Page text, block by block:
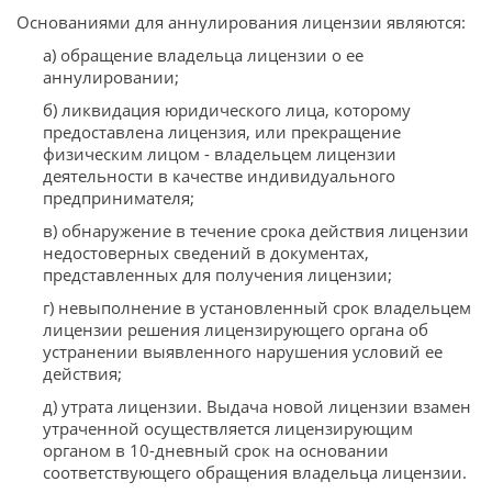
Основаниями для аннулирования лицензии являются:
а) обращение владельца лицензии о ее
аннулировании;
б) ликвидация юридического лица, которому
предоставлена лицензия, или прекращение
физическим лицом - владельцем лицензии
деятельности в качестве индивидуального
предпринимателя;
в) обнаружение в течение срока действия лицензии
недостоверных сведений в документах,
представленных для получения лицензии;
г) невыполнение в установленный срок владельцем
лицензии решения лицензирующего органа об
устранении выявленного нарушения условий ее
действия;
д) утрата лицензии. Выдача новой лицензии взамен
утраченной осуществляется лицензирующим
органом в 10-дневный срок на основании
соответствующего обращения владельца лицензии.